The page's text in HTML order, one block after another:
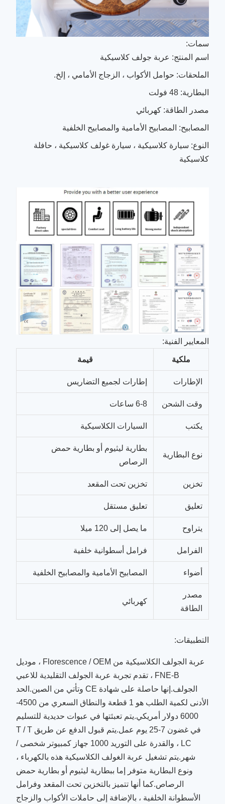
سمات:
اسم المنتج: عربة جولف كلاسيكية
الملحقات: حوامل الأكواب ، الزجاج الأمامي ، إلخ.
البطارية: 48 فولت
مصدر الطاقة: كهربائي
المصابيح: المصابيح الأمامية والمصابيح الخلفية
النوع: سيارة كلاسيكية ، سيارة غولف كلاسيكية ، حافلة
كلاسيكية
المعايير الفنية:
ملكية قيمة
الإطارات إطارات لجميع التضاريس
وقت الشحن 6-8 ساعات
يكتب السيارات الكلاسيكية
نوع البطارية
بطارية ليثيوم أو بطارية حمض
الرصاص
تخزين تخزين تحت المقعد
تعليق تعليق مستقل
يتراوح ما يصل إلى 120 ميلا
الفرامل فرامل أسطوانية خلفية
أضواء المصابيح الأمامية والمصابيح الخلفية
مصدر
الطاقة
كهربائي
التطبيقات:
عربة الجولف الكلاسيكية من Florescence / OEM ، موديل
FNE-B ، تقدم تجربة عربة الجولف التقليدية للاعبي
الجولف.إنها حاصلة على شهادة CE وتأتي من الصين.الحد
الأدنى لكمية الطلب هو 1 قطعة والنطاق السعري من 4500-
6000 دولار أمريكي.يتم تعبئتها في عبوات حديدية للتسليم
في غضون 7-25 يوم عمل.يتم قبول الدفع عن طريق T / T
LC ، والقدرة على التوريد 1000 جهاز كمبيوتر شخصى /
شهر.يتم تشغيل عربة الغولف الكلاسيكية هذه بالكهرباء ،
ونوع البطارية متوفر إما ببطارية ليثيوم أو بطارية حمض
الرصاص.كما أنها تتميز بالتخزين تحت المقعد وفرامل
الأسطوانة الخلفية ، بالإضافة إلى حاملات الأكواب والزجاج